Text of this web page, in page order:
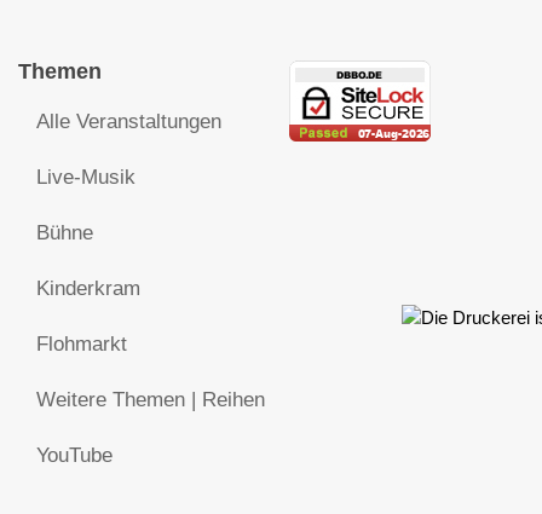
Themen
Alle Veranstaltungen
Live-Musik
Bühne
Kinderkram
Flohmarkt
Weitere Themen | Reihen
YouTube